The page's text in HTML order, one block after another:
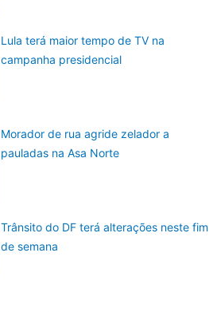
Lula terá maior tempo de TV na
campanha presidencial
Morador de rua agride zelador a
pauladas na Asa Norte
Trânsito do DF terá alterações neste fim
de semana